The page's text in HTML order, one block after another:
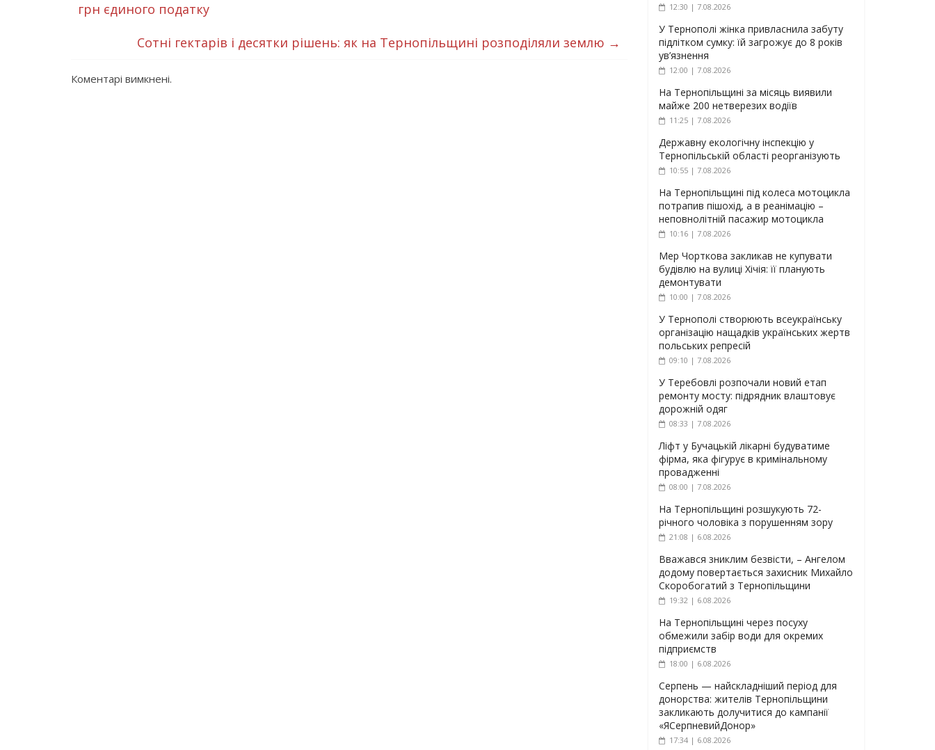
грн єдиного податку
Сотні гектарів і десятки рішень: як на Тернопільщині розподіляли землю →
Коментарі вимкнені.
12:30 | 7.08.2026
У Тернополі жінка привласнила забуту
підлітком сумку: їй загрожує до 8 років
ув’язнення
12:00 | 7.08.2026
На Тернопільщині за місяць виявили
майже 200 нетверезих водіїв
11:25 | 7.08.2026
Державну екологічну інспекцію у
Тернопільській області реорганізують
10:55 | 7.08.2026
На Тернопільщині під колеса мотоцикла
потрапив пішохід, а в реанімацію –
неповнолітній пасажир мотоцикла
10:16 | 7.08.2026
Мер Чорткова закликав не купувати
будівлю на вулиці Хічія: її планують
демонтувати
10:00 | 7.08.2026
У Тернополі створюють всеукраїнську
організацію нащадків українських жертв
польських репресій
09:10 | 7.08.2026
У Теребовлі розпочали новий етап
ремонту мосту: підрядник влаштовує
дорожній одяг
08:33 | 7.08.2026
Ліфт у Бучацькій лікарні будуватиме
фірма, яка фігурує в кримінальному
провадженні
08:00 | 7.08.2026
На Тернопільщині розшукують 72-
річного чоловіка з порушенням зору
21:08 | 6.08.2026
Вважався зниклим безвісти, – Ангелом
додому повертається захисник Михайло
Скоробогатий з Тернопільщини
19:32 | 6.08.2026
На Тернопільщині через посуху
обмежили забір води для окремих
підприємств
18:00 | 6.08.2026
Серпень — найскладніший період для
донорства: жителів Тернопільщини
закликають долучитися до кампанії
«ЯСерпневийДонор»
17:34 | 6.08.2026